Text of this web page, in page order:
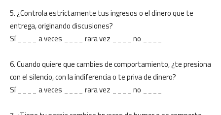
5. ¿Controla estrictamente tus ingresos o el dinero que te
entrega, originando discusiones?
Sí ____ a veces ____ rara vez ____ no ____
6. Cuando quiere que cambies de comportamiento, ¿te presiona
con el silencio, con la indiferencia o te priva de dinero?
Sí ____ a veces ____ rara vez ____ no ____